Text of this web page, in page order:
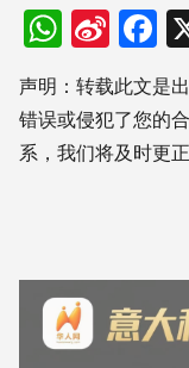
Sina
声明：转载此文是
错误或侵犯了您的
系，我们将及时更